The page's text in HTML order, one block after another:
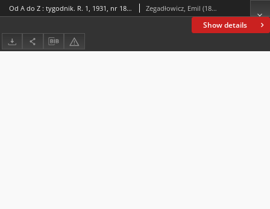
Show details
Od A do Z : tygodnik. R. 1, 1931, nr 18 (30 VIII) Zegadłowicz, Emil (1888-1941)